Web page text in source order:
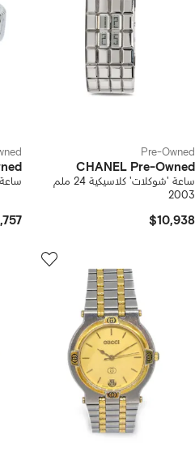
Pre-Owned
CHANEL Pre-Owned
ساعة 'شوكلات' كلاسيكية 24 ملم
2003
$10,938
ساعة